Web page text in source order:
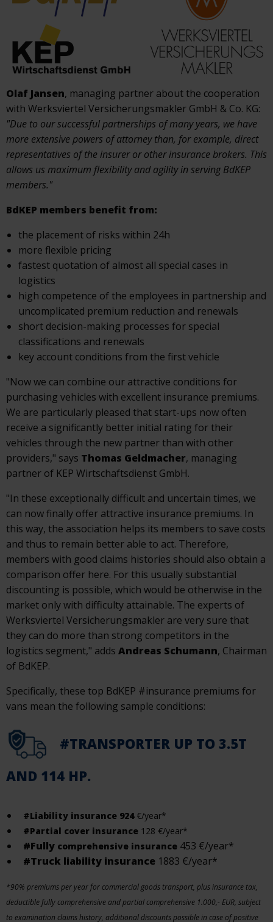
Olaf Jansen, managing partner about the cooperation
with Werksviertel Versicherungsmakler GmbH & Co. KG:
"Due to our successful partnerships of many years, we have
more extensive powers of attorney than, for example, direct
representatives of the insurer or other insurance brokers. This
allows us maximum flexibility and agility in serving BdKEP
members."
BdKEP members benefit from:
the placement of risks within 24h
more flexible pricing
fastest quotation of almost all special cases in
logistics
high competence of the employees in partnership and
uncomplicated premium reduction and renewals
short decision-making processes for special
classifications and renewals
key account conditions from the first vehicle
"Now we can combine our attractive conditions for
purchasing vehicles with excellent insurance premiums.
We are particularly pleased that start-ups now often
receive a significantly better initial rating for their
vehicles through the new partner than with other
providers," says Thomas Geldmacher, managing
partner of KEP Wirtschaftsdienst GmbH.
"In these exceptionally difficult and uncertain times, we
can now finally offer attractive insurance premiums. In
this way, the association helps its members to save costs
and thus to remain better able to act. Therefore,
members with good claims histories should also obtain a
comparison offer here. For this usually substantial
discounting is possible, which would be otherwise in the
market only with difficulty attainable. The experts of
Werksviertel Versicherungsmakler are very sure that
they can do more than strong competitors in the
logistics segment," adds Andreas Schumann, Chairman
of BdKEP.
Specifically, these top BdKEP #insurance premiums for
vans mean the following sample conditions:
#TRANSPORTER UP TO 3.5T
AND 114 HP.
#Liability insurance 924€/year*
#Partial cover insurance 128 €/year*
#Fully comprehensive insurance 453 €/year*
#Truck liability insurance 1883 €/year*
*90% premiums per year for commercial goods transport, plus insurance tax,
deductible fully comprehensive and partial comprehensive 1.000,- EUR, subject
to examination claims history, additional discounts possible in case of positive